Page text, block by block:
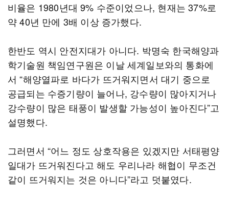
비율은 1980년대 9% 수준이었으나, 현재는 37%로
약 40년 만에 3배 이상 증가했다.
한반도 역시 안전지대가 아니다. 박명숙 한국해양과
학기술원 책임연구원은 이날 세계일보와의 통화에
서 “해양열파로 바다가 뜨거워지면서 대기 중으로
공급되는 수증기량이 늘어나, 강수량이 많아지거나
강수량이 많은 태풍이 발생할 가능성이 높아진다”고
설명했다.
그러면서 “어느 정도 상호작용은 있겠지만 서태평양
일대가 뜨거워진다고 해도 우리나라 해협이 무조건
같이 뜨거워지는 것은 아니다”라고 덧붙였다.